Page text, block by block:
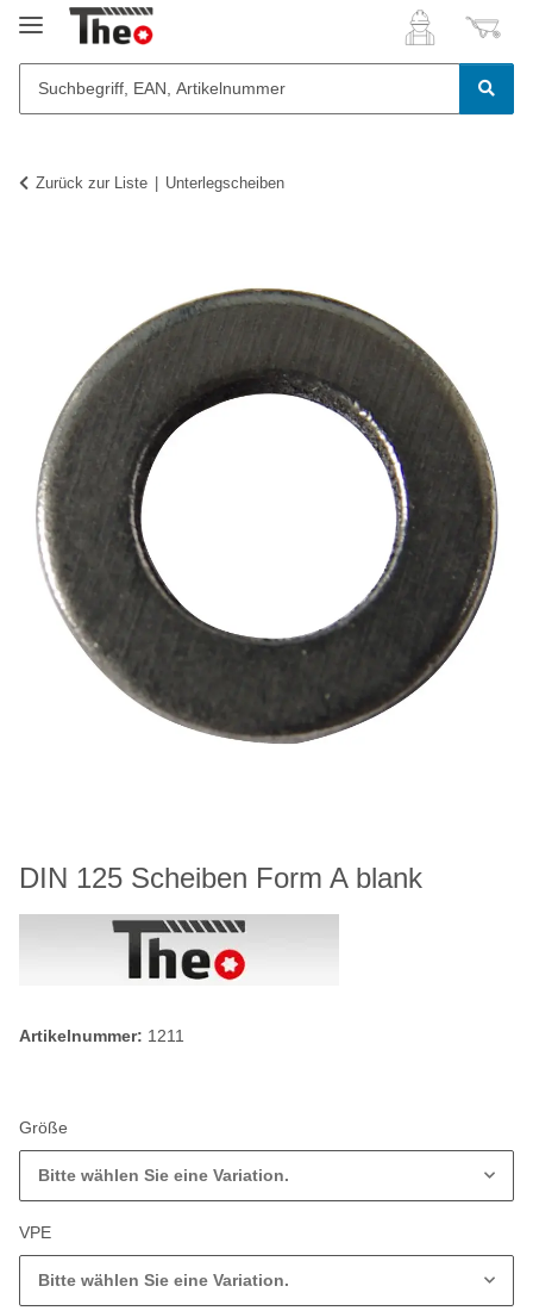
Zurück zur Liste Unterlegscheiben
DIN 125 Scheiben Form A blank
Artikelnummer: 1211
Größe
Bitte wählen Sie eine Variation.
VPE
Bitte wählen Sie eine Variation.